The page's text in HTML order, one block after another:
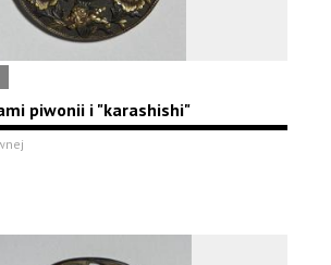
piwonii i "karashishi"